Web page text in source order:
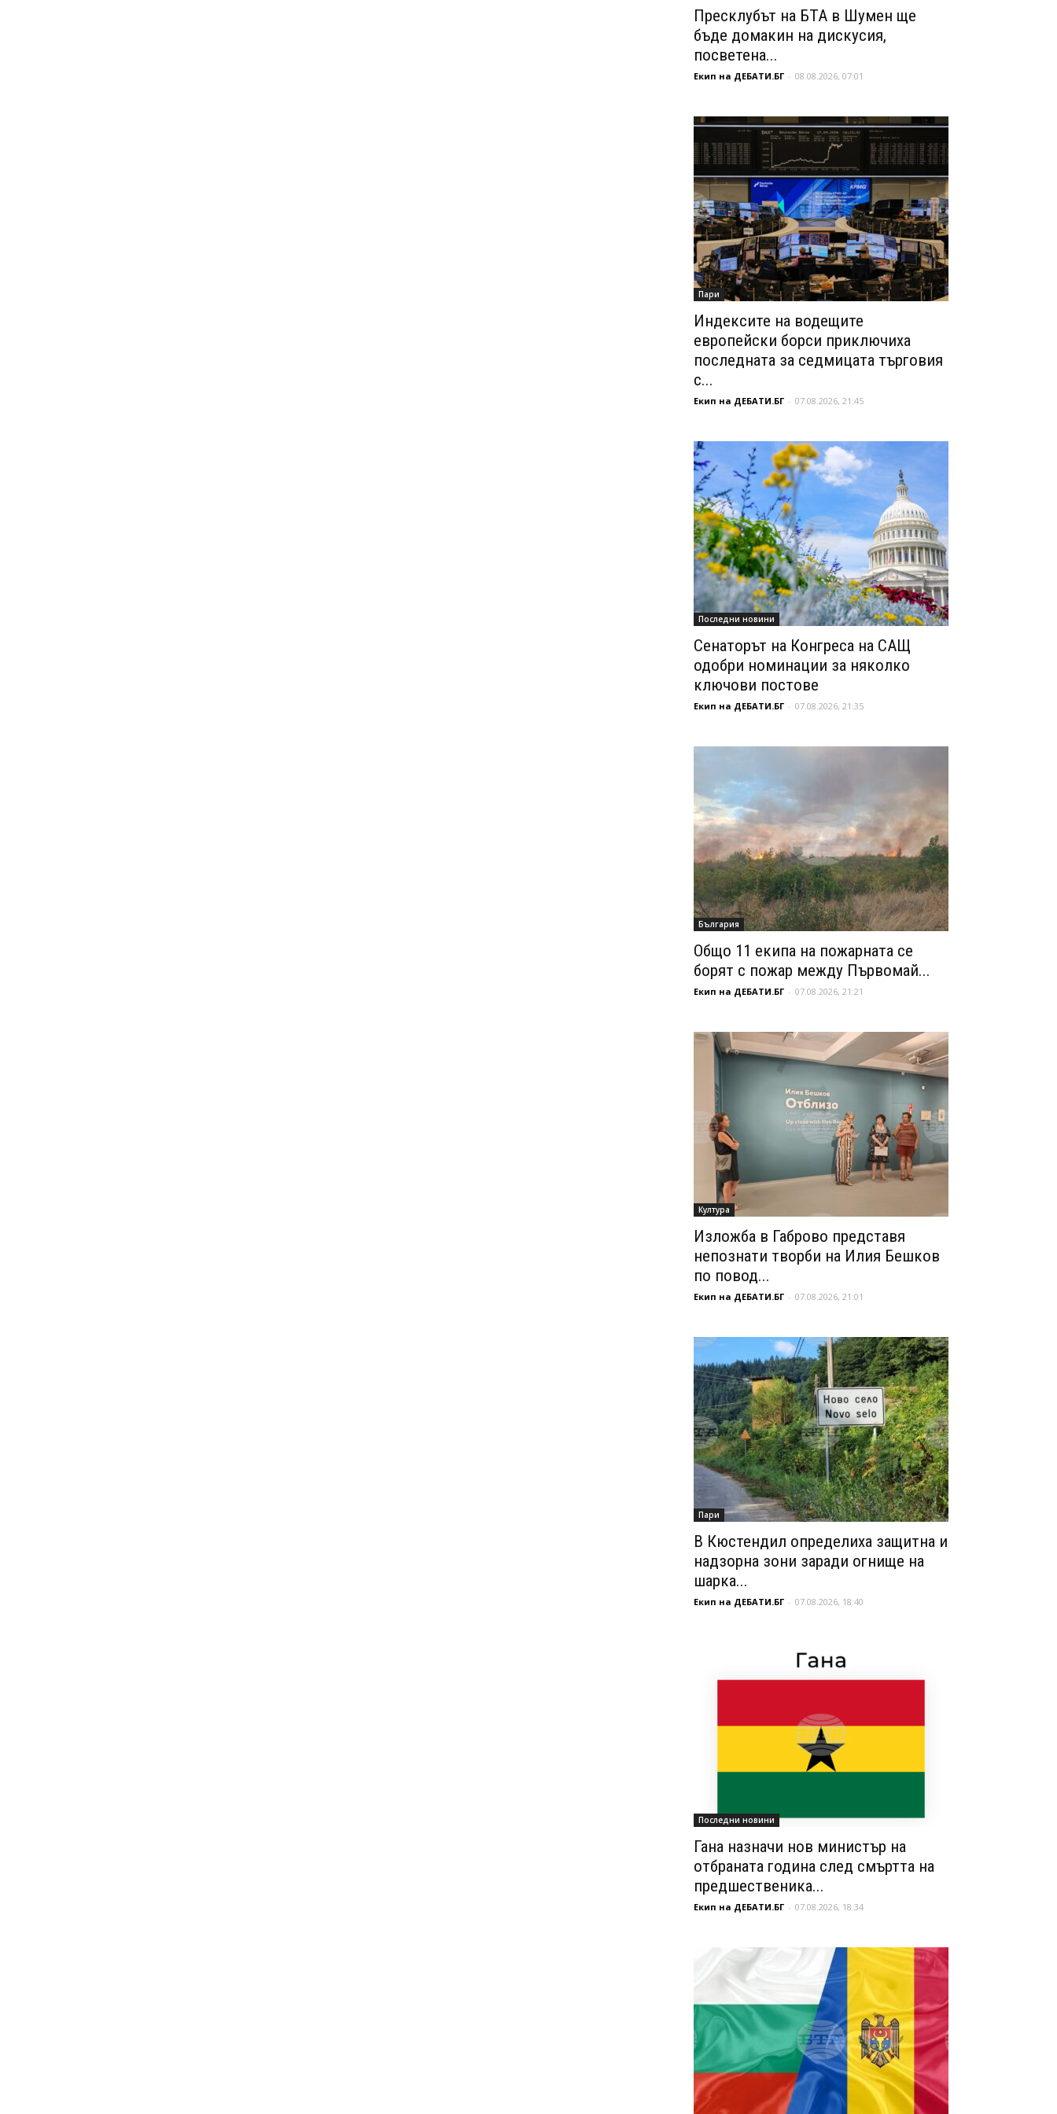
Пресклубът на БТА в Шумен ще
бъде домакин на дискусия,
посветена...
Екип на ДЕБАТИ.БГ - 08.08.2026, 07:01
Пари
Индексите на водещите
европейски борси приключиха
последната за седмицата търговия
с...
Екип на ДЕБАТИ.БГ - 07.08.2026, 21:45
Последни новини
Сенаторът на Конгреса на САЩ
одобри номинации за няколко
ключови постове
Екип на ДЕБАТИ.БГ - 07.08.2026, 21:35
България
Общо 11 екипа на пожарната се
борят с пожар между Първомай...
Екип на ДЕБАТИ.БГ - 07.08.2026, 21:21
Култура
Изложба в Габрово представя
непознати творби на Илия Бешков
по повод...
Екип на ДЕБАТИ.БГ - 07.08.2026, 21:01
Пари
В Кюстендил определиха защитна и
надзорна зони заради огнище на
шарка...
Екип на ДЕБАТИ.БГ - 07.08.2026, 18:40
Последни новини
Гана назначи нов министър на
отбраната година след смъртта на
предшественика...
Екип на ДЕБАТИ.БГ - 07.08.2026, 18:34